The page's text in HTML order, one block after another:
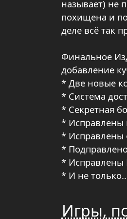
называет) не
похищена и
деле всё так
Финальное
добавление
* Две новые
* Система
* Секретная
* Исправлены
* Исправлены
*
* Исправлены
* И не
Игры,